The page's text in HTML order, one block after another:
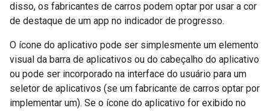
disso, os fabricantes de carros podem optar por usar a cor
de destaque de um app no indicador de progresso.
O ícone do aplicativo pode ser simplesmente um elemento
visual da barra de aplicativos ou do cabeçalho do aplicativo
ou pode ser incorporado na interface do usuário para um
seletor de aplicativos (se um fabricante de carros optar por
implementar um). Se o ícone do aplicativo for exibido no